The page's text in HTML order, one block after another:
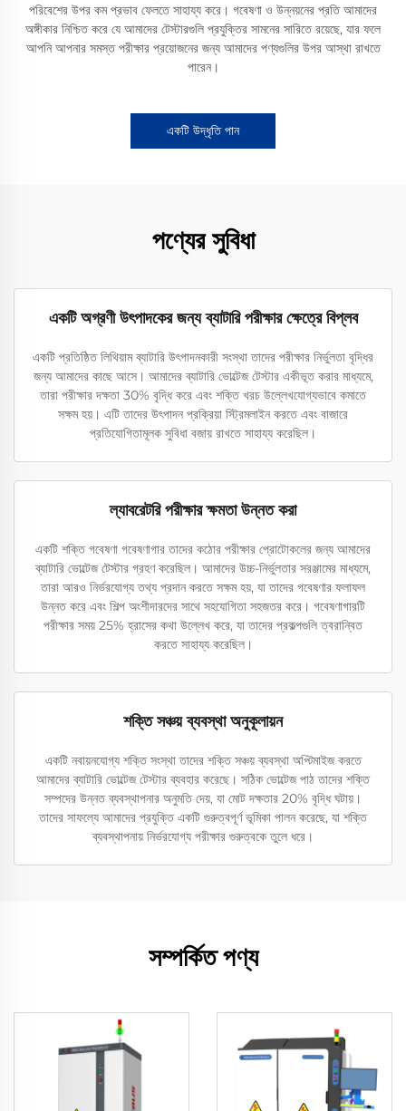
পরিবেশের উপর কম প্রভাব ফেলতে সাহায্য করে। গবেষণা ও উন্নয়নের প্রতি আমাদের
অঙ্গীকার নিশ্চিত করে যে আমাদের টেস্টারগুলি প্রযুক্তির সামনের সারিতে রয়েছে, যার ফলে
আপনি আপনার সমস্ত পরীক্ষার প্রয়োজনের জন্য আমাদের পণ্যগুলির উপর আস্থা রাখতে
পারেন।
একটি উদ্ধৃতি পান
পণ্যের সুবিধা
একটি অগ্রণী উৎপাদকের জন্য ব্যাটারি পরীক্ষার ক্ষেত্রে বিপ্লব
একটি প্রতিষ্ঠিত লিথিয়াম ব্যাটারি উৎপাদনকারী সংস্থা তাদের পরীক্ষার নির্ভুলতা বৃদ্ধির
জন্য আমাদের কাছে আসে। আমাদের ব্যাটারি ভোল্টেজ টেস্টার একীভূত করার মাধ্যমে,
তারা পরীক্ষার দক্ষতা 30% বৃদ্ধি করে এবং শক্তি খরচ উল্লেখযোগ্যভাবে কমাতে
সক্ষম হয়। এটি তাদের উৎপাদন প্রক্রিয়া স্ট্রিমলাইন করতে এবং বাজারে
প্রতিযোগিতামূলক সুবিধা বজায় রাখতে সাহায্য করেছিল।
ল্যাবরেটরি পরীক্ষার ক্ষমতা উন্নত করা
একটি শক্তি গবেষণা গবেষণাগার তাদের কঠোর পরীক্ষার প্রোটোকলের জন্য আমাদের
ব্যাটারি ভোল্টেজ টেস্টার গ্রহণ করেছিল। আমাদের উচ্চ-নির্ভুলতার সরঞ্জামের মাধ্যমে,
তারা আরও নির্ভরযোগ্য তথ্য প্রদান করতে সক্ষম হয়, যা তাদের গবেষণার ফলাফল
উন্নত করে এবং শিল্প অংশীদারদের সাথে সহযোগিতা সহজতর করে। গবেষণাগারটি
পরীক্ষার সময় 25% হ্রাসের কথা উল্লেখ করে, যা তাদের প্রকল্পগুলি ত্বরান্বিত
করতে সাহায্য করেছিল।
শক্তি সঞ্চয় ব্যবস্থা অনুকূলায়ন
একটি নবায়নযোগ্য শক্তি সংস্থা তাদের শক্তি সঞ্চয় ব্যবস্থা অপ্টিমাইজ করতে
আমাদের ব্যাটারি ভোল্টেজ টেস্টার ব্যবহার করেছে। সঠিক ভোল্টেজ পাঠ তাদের শক্তি
সম্পদের উন্নত ব্যবস্থাপনার অনুমতি দেয়, যা মোট দক্ষতার 20% বৃদ্ধি ঘটায়।
তাদের সাফল্যে আমাদের প্রযুক্তি একটি গুরুত্বপূর্ণ ভূমিকা পালন করেছে, যা শক্তি
ব্যবস্থাপনায় নির্ভরযোগ্য পরীক্ষার গুরুত্বকে তুলে ধরে।
সম্পর্কিত পণ্য